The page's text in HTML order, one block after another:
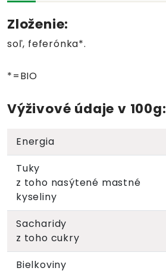
Zloženie:
soľ, feferónka*.
*=BIO
Výživové údaje v 100g:
Energia
Tuky
z toho nasýtené mastné
kyseliny
Sacharidy
z toho cukry
Bielkoviny